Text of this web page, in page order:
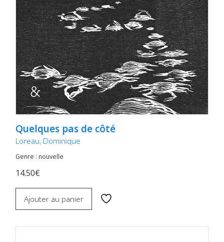
Quelques pas de côté
Loreau, Dominique
Genre : nouvelle
14.50€
Ajouter au panier